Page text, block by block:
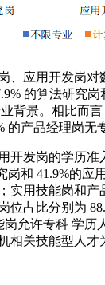
应用开发岗对
的算法研究岗
背景。相比而
的产品经理岗无
发岗的学历准
岗和 41.9%的应
实用技能岗和产
位占比分别为
岗允许专科 学历
相关技能型人才